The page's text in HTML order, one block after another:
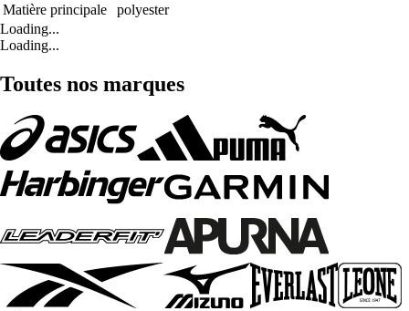
Matière principale
polyester
Loading...
Loading...
Toutes nos marques